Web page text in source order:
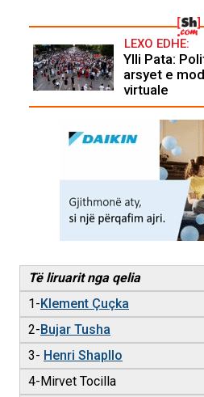
LEXO EDHE:
Ylli Pata:
arsyet e
virtuale
Të liruarit nga qelia
1-Klement Çuçka
2-Bujar Tusha
3- Henri Shapllo
4-Mirvet Tocilla